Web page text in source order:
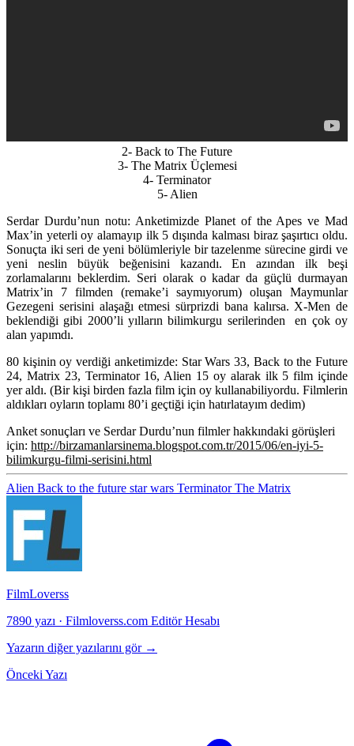
2- Back to The Future
3- The Matrix Üçlemesi
4- Terminator
5- Alien
Serdar Durdu’nun notu: Anketimizde Planet of the Apes ve Mad
Max’in yeterli oy alamayıp ilk 5 dışında kalması biraz şaşırtıcı oldu.
Sonuçta iki seri de yeni bölümleriyle bir tazelenme sürecine girdi ve
yeni neslin büyük beğenisini kazandı. En azından ilk beşi
zorlamalarını beklerdim. Seri olarak o kadar da güçlü durmayan
Matrix’in 7 filmden (remake’i saymıyorum) oluşan Maymunlar
Gezegeni serisini alaşağı etmesi sürprizdi bana kalırsa. X-Men de
beklendiği gibi 2000’li yılların bilimkurgu serilerinden en çok oy
alan yapımdı.
80 kişinin oy verdiği anketimizde: Star Wars 33, Back to the Future
24, Matrix 23, Terminator 16, Alien 15 oy alarak ilk 5 film içinde
yer aldı. (Bir kişi birden fazla film için oy kullanabiliyordu. Filmlerin
aldıkları oyların toplamı 80’i geçtiği için hatırlatayım dedim)
Anket sonuçları ve Serdar Durdu’nun filmler hakkındaki görüşleri
için: http://birzamanlarsinema.blogspot.com.tr/2015/06/en-iyi-5-
bilimkurgu-filmi-serisini.html
Alien Back to the future star wars TerminatorThe Matrix
FilmLoverss
7890 yazı · Filmloverss.com Editör Hesabı
Yazarın diğer yazılarını gör →
Önceki Yazı